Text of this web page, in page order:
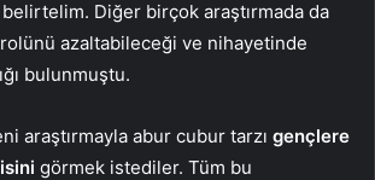
Diğer birçok araştırmada da
azaltabileceği ve nihayetinde
bulunmuştu.
araştırmayla abur cubur tarzı gençlere
görmek istediler. Tüm bu